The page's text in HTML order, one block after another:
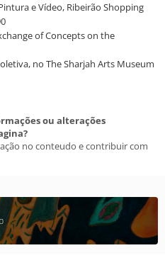
e Vídeo, Ribeirão Shopping
of Concepts on the
no The Sharjah Arts Museum
ou alterações
no conteudo e contribuir com